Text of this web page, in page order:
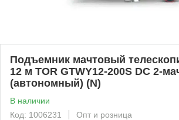
Подъемник мачтовый
12 м TOR GTWY12-200S DC 2-
(автономный) (N)
В наличии
Код: 1006231
Опт и розница